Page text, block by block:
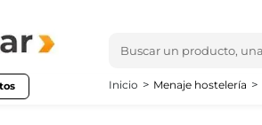
Inicio Menaje hostelería